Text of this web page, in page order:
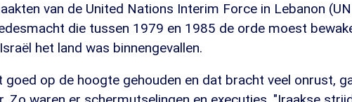
van de United Nations Interim Force in Lebanon
die tussen 1979 en 1985 de orde moest
het land was binnengevallen.
goed op de hoogte gehouden en dat bracht veel onrust,